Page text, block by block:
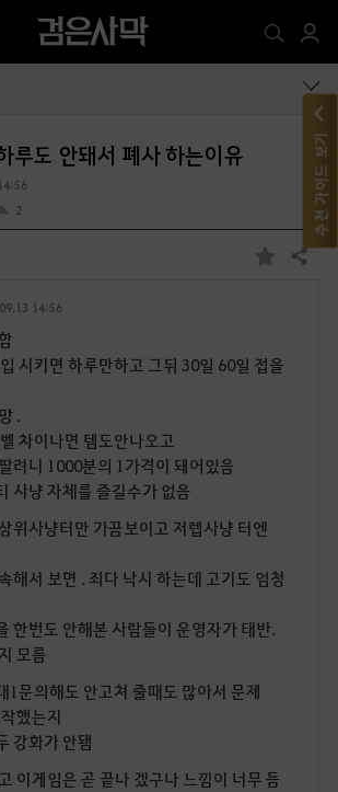
루도 안돼서 폐사 하는이유
2
즐
공유하기
14:56
시키면 하루만하고 그뒤 30일 60일 접을
.
차이나면 템도안나오고
려니 1000분의 1가격이 돼어있음
사냥 자체를 즐길수가 없음
위사냥터만 가끔보이고 저렙사냥 터엔
해서 보면 . 죄다 낙시 하는데 고기도 엄청
한번도 안해본 사람들이 운영자가 태반.
모름
1문의해도 안고쳐 줄때도 많아서 문제
했는지
강화가 안됌
이게임은 곧 끝나 겠구나 느낌이 너무 듬
추천 가이드 보기